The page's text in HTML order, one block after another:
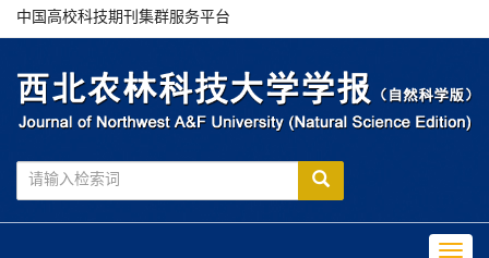
中国高校科技期刊集群服务平台